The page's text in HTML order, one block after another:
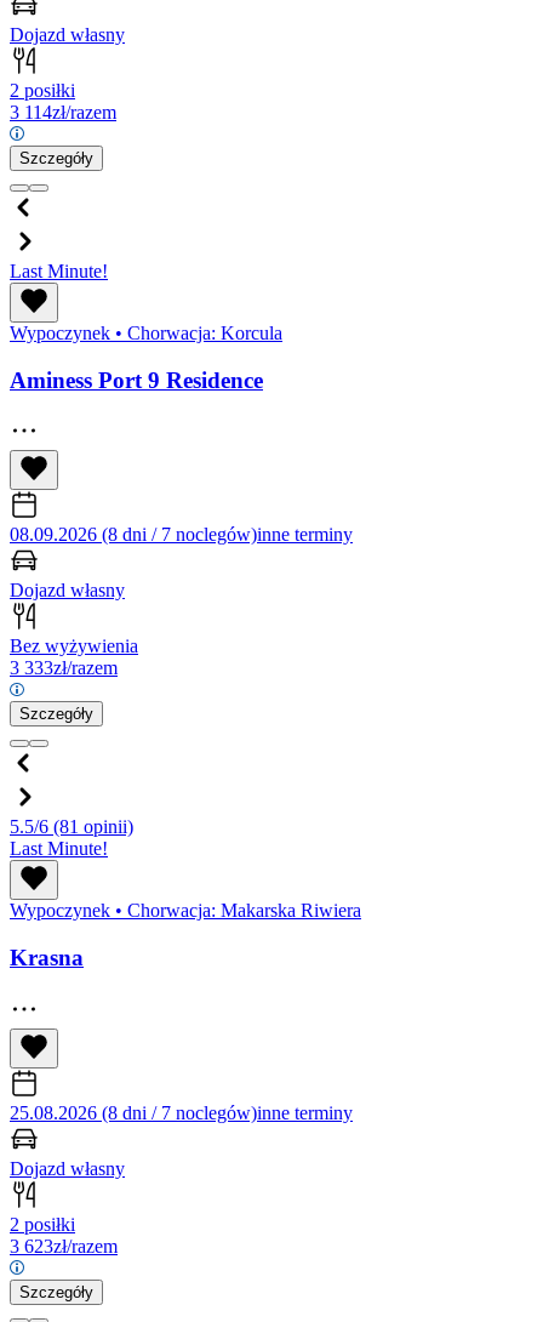
Dojazd własny
2 posiłki
3 114zł/razem
Szczegóły
Last Minute!
Wypoczynek • Chorwacja: Korcula
Aminess Port 9 Residence
08.09.2026 (8 dni / 7 noclegów)inne terminy
Dojazd własny
Bez wyżywienia
3 333zł/razem
Szczegóły
5.5/6 (81 opinii)
Last Minute!
Wypoczynek • Chorwacja: Makarska Riwiera
Krasna
25.08.2026 (8 dni / 7 noclegów)inne terminy
Dojazd własny
2 posiłki
3 623zł/razem
Szczegóły